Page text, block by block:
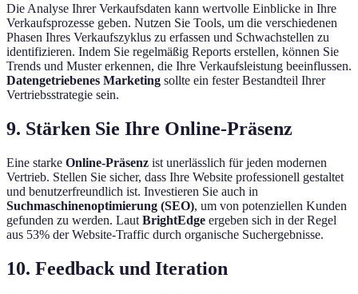
Die Analyse Ihrer Verkaufsdaten kann wertvolle Einblicke in Ihre
Verkaufsprozesse geben. Nutzen Sie Tools, um die verschiedenen
Phasen Ihres Verkaufszyklus zu erfassen und Schwachstellen zu
identifizieren. Indem Sie regelmäßig Reports erstellen, können Sie
Trends und Muster erkennen, die Ihre Verkaufsleistung beeinflussen.
Datengetriebenes Marketing sollte ein fester Bestandteil Ihrer
Vertriebsstrategie sein.
9. Stärken Sie Ihre Online-Präsenz
Eine starke Online-Präsenz ist unerlässlich für jeden modernen
Vertrieb. Stellen Sie sicher, dass Ihre Website professionell gestaltet
und benutzerfreundlich ist. Investieren Sie auch in
Suchmaschinenoptimierung (SEO), um von potenziellen Kunden
gefunden zu werden. Laut BrightEdge ergeben sich in der Regel
aus 53% der Website-Traffic durch organische Suchergebnisse.
10. Feedback und Iteration